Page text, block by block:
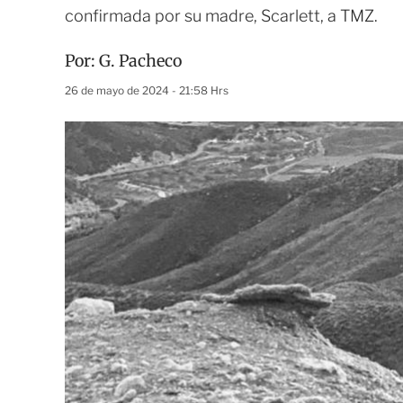
confirmada por su madre, Scarlett, a TMZ.
Por: G. Pacheco
26 de mayo de 2024 - 21:58 Hrs